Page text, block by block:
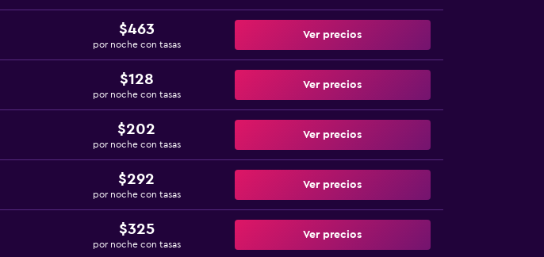
$463
por noche con tasas
Ver precios
$128
por noche con tasas
Ver precios
$202
por noche con tasas
Ver precios
$292
por noche con tasas
Ver precios
$325
por noche con tasas
Ver precios